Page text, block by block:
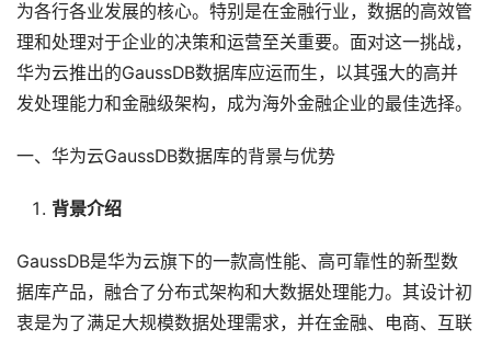
为各行各业发展的核心。特别是在金融行业，数据的高效管
理和处理对于企业的决策和运营至关重要。面对这一挑战，
华为云推出的GaussDB数据库应运而生，以其强大的高并
发处理能力和金融级架构，成为海外金融企业的最佳选择。
一、华为云GaussDB数据库的背景与优势
背景介绍
GaussDB是华为云旗下的一款高性能、高可靠性的新型数
据库产品，融合了分布式架构和大数据处理能力。其设计初
衷是为了满足大规模数据处理需求，并在金融、电商、互联